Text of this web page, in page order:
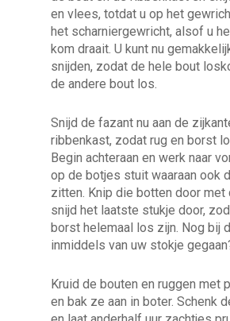
en vlees, totdat u op het
het scharniergewricht, alsof u
kom draait. U kunt nu
snijden, zodat de hele bout
de andere bout los.
Snijd de fazant nu aan de
ribbenkast, zodat rug en borst
Begin achteraan en werk naar
op de botjes stuit waaraan ook
zitten. Knip die botten door met
snijd het laatste stukje door,
borst helemaal los zijn. Nog bij
inmiddels van uw stokje
Kruid de bouten en ruggen met
en bak ze aan in boter. Schenk